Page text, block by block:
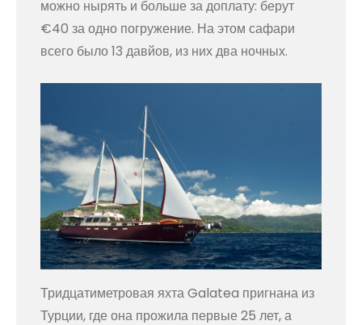
можно нырять и больше за доплату: берут
€40 за одно погружение. На этом сафари
всего было 13 давйов, из них два ночных.
Тридцатиметровая яхта Galatea пригнана из
Турции, где она прожила первые 25 лет, а